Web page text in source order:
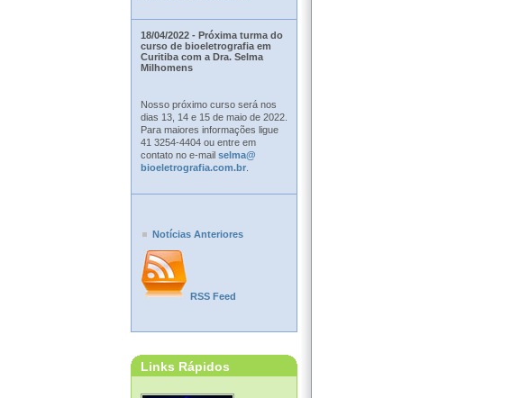
18/04/2022 - Próxima turma do
curso de bioeletrografia em
Curitiba com a Dra. Selma
Milhomens
Nosso próximo curso será nos
dias 13, 14 e 15 de maio de 2022.
Para maiores informações ligue
41 3254-4404 ou entre em
contato no e-mail selma@
bioeletrografia.com.br
Notícias Anteriores
RSS Feed
Links Rápidos